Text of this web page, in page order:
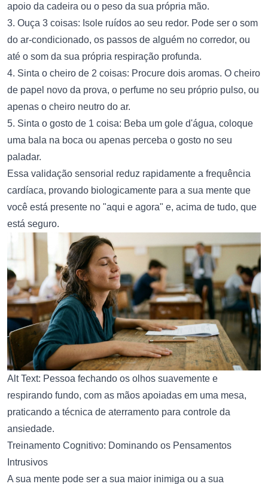
apoio da cadeira ou o peso da sua própria mão.
3. Ouça 3 coisas: Isole ruídos ao seu redor. Pode ser o som
do ar-condicionado, os passos de alguém no corredor, ou
até o som da sua própria respiração profunda.
4. Sinta o cheiro de 2 coisas: Procure dois aromas. O cheiro
de papel novo da prova, o perfume no seu próprio pulso, ou
apenas o cheiro neutro do ar.
5. Sinta o gosto de 1 coisa: Beba um gole d'água, coloque
uma bala na boca ou apenas perceba o gosto no seu
paladar.
Essa validação sensorial reduz rapidamente a frequência
cardíaca, provando biologicamente para a sua mente que
você está presente no "aqui e agora" e, acima de tudo, que
está seguro.
Alt Text: Pessoa fechando os olhos suavemente e
respirando fundo, com as mãos apoiadas em uma mesa,
praticando a técnica de aterramento para controle da
ansiedade.
Treinamento Cognitivo: Dominando os Pensamentos
Intrusivos
A sua mente pode ser a sua maior inimiga ou a sua